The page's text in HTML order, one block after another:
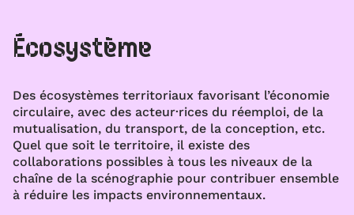
Écosystème
Des écosystèmes territoriaux favorisant l’économie
circulaire, avec des acteur·rices du réemploi, de la
mutualisation, du transport, de la conception, etc.
Quel que soit le territoire, il existe des
collaborations possibles à tous les niveaux de la
chaîne de la scénographie pour contribuer ensemble
à réduire les impacts environnementaux.